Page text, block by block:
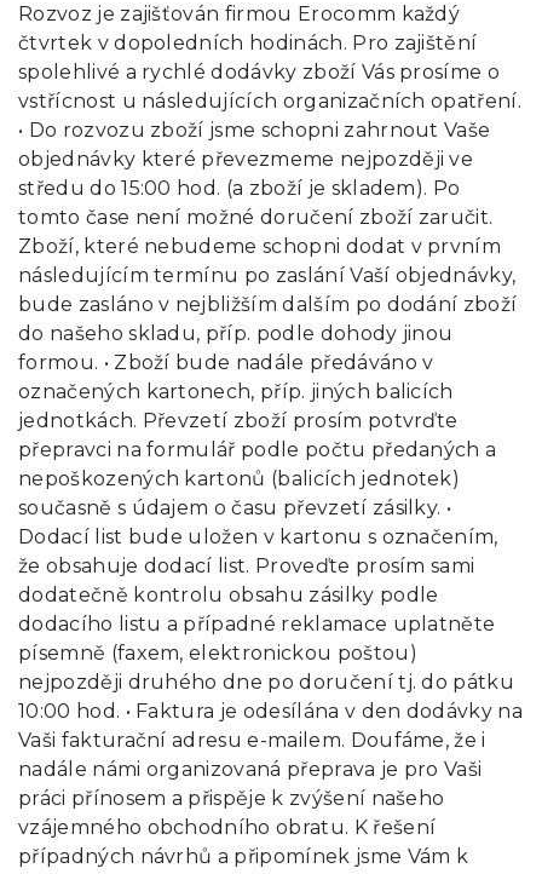
Rozvoz je zajišťován firmou Erocomm každý
čtvrtek v dopoledních hodinách. Pro zajištění
spolehlivé a rychlé dodávky zboží Vás prosíme o
vstřícnost u následujících organizačních opatření.
• Do rozvozu zboží jsme schopni zahrnout Vaše
objednávky které převezmeme nejpozději ve
středu do 15:00 hod. (a zboží je skladem). Po
tomto čase není možné doručení zboží zaručit.
Zboží, které nebudeme schopni dodat v prvním
následujícím termínu po zaslání Vaší objednávky,
bude zasláno v nejbližším dalším po dodání zboží
do našeho skladu, příp. podle dohody jinou
formou. • Zboží bude nadále předáváno v
označených kartonech, příp. jiných balicích
jednotkách. Převzetí zboží prosím potvrďte
přepravci na formulář podle počtu předaných a
nepoškozených kartonů (balicích jednotek)
současně s údajem o času převzetí zásilky. •
Dodací list bude uložen v kartonu s označením,
že obsahuje dodací list. Proveďte prosím sami
dodatečně kontrolu obsahu zásilky podle
dodacího listu a případné reklamace uplatněte
písemně (faxem, elektronickou poštou)
nejpozději druhého dne po doručení tj. do pátku
10:00 hod. • Faktura je odesílána v den dodávky na
Vaši fakturační adresu e-mailem. Doufáme, že i
nadále námi organizovaná přeprava je pro Vaši
práci přínosem a přispěje k zvýšení našeho
vzájemného obchodního obratu. K řešení
případných návrhů a připomínek jsme Vám k